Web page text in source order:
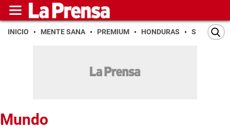
INICIO MENTE SANA PREMIUM HONDURAS SAN PEDRO
Mundo